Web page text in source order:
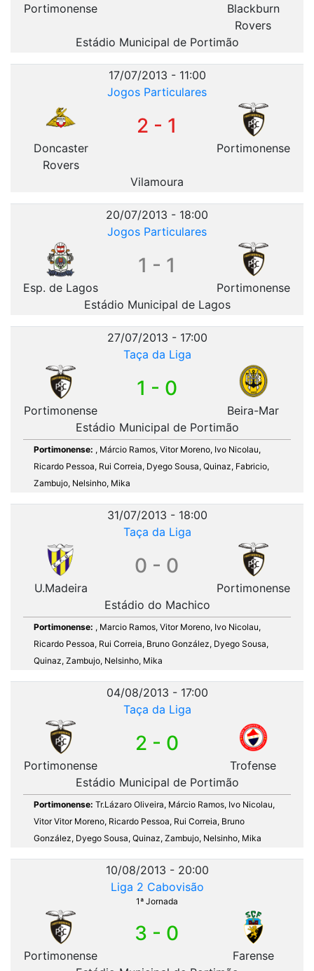
Portimonense
Blackburn
Rovers
Estádio Municipal de Portimão
17/07/2013 - 11:00
Jogos Particulares
Doncaster
Rovers
2 - 1
Portimonense
Vilamoura
20/07/2013 - 18:00
Jogos Particulares
Esp. de Lagos
1 - 1
Portimonense
Estádio Municipal de Lagos
27/07/2013 - 17:00
Taça da Liga
Portimonense
1 - 0
Beira-Mar
Estádio Municipal de Portimão
Portimonense: , Márcio Ramos, Vitor Moreno, Ivo Nicolau,
Ricardo Pessoa, Rui Correia, Dyego Sousa, Quinaz, Fabricio,
Zambujo, Nelsinho, Mika
31/07/2013 - 18:00
Taça da Liga
U.Madeira
0 - 0
Portimonense
Estádio do Machico
Portimonense: , Marcio Ramos, Vitor Moreno, Ivo Nicolau,
Ricardo Pessoa, Rui Correia, Bruno González, Dyego Sousa,
Quinaz, Zambujo, Nelsinho, Mika
04/08/2013 - 17:00
Taça da Liga
Portimonense
2 - 0
Trofense
Estádio Municipal de Portimão
Portimonense: Tr.Lázaro Oliveira, Márcio Ramos, Ivo Nicolau,
Vitor Vitor Moreno, Ricardo Pessoa, Rui Correia, Bruno
González, Dyego Sousa, Quinaz, Zambujo, Nelsinho, Mika
10/08/2013 - 20:00
Liga 2 Cabovisão
1ª Jornada
Portimonense
3 - 0
Farense